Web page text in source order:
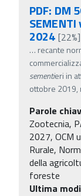
PDF: DM
2024 [22%]
… recante
sementieri in
ottobre 2019,
Parole
Zootecnia,
2027, OCM
Rurale,
della
foreste
Ultima